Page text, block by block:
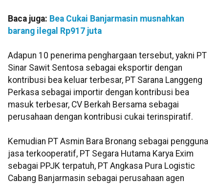
Baca juga: Bea Cukai Banjarmasin musnahkan
barang ilegal Rp917 juta
Adapun 10 penerima penghargaan tersebut, yakni PT
Sinar Sawit Sentosa sebagai eksportir dengan
kontribusi bea keluar terbesar, PT Sarana Langgeng
Perkasa sebagai importir dengan kontribusi bea
masuk terbesar, CV Berkah Bersama sebagai
perusahaan dengan kontribusi cukai terinspiratif.
Kemudian PT Asmin Bara Bronang sebagai pengguna
jasa terkooperatif, PT Segara Hutama Karya Exim
sebagai PPJK terpatuh, PT Angkasa Pura Logistic
Cabang Banjarmasin sebagai perusahaan agen